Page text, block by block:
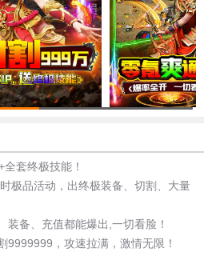
套终极技能！
极品活动，出终极装备、切割、大量
装备、充值都能爆出,一切看脸！
9999999，攻速拉满，激情无限！